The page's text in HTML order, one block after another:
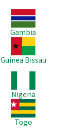
Imagem
Gambia
Imagem
Guinea Bissau
Nigeria
Imagem
Togo